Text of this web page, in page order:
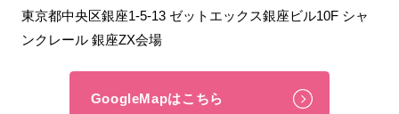
東京都中央区銀座1-5-13 ゼットエックス銀座ビル10F シャ
ンクレール 銀座ZX会場
GoogleMapはこちら